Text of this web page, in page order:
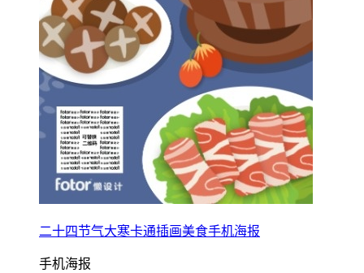
二十四节气大寒卡通插画美食手机海报
手机海报